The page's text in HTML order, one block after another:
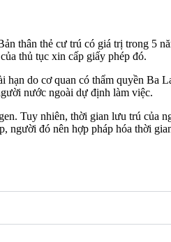
thân thẻ cư trú có giá trị trong 5
thủ tục xin cấp giấy phép đó.
do cơ quan có thẩm quyền Ba
nước ngoài dự định làm việc.
Tuy nhiên, thời gian lưu trú của
người đó nên hợp pháp hóa thời